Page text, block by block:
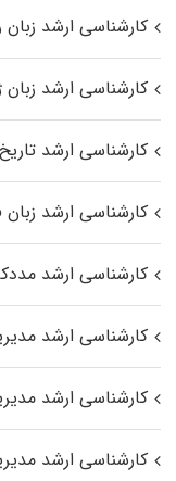
کارشناسی ارشد
کارشناسی ارشد زبان
کارشناسی ارشد
کارشناسی ارشد زبان
کارشناسی ارشد
کارشناسی ارشد
کارشناسی ارشد
کارشناسی ارشد